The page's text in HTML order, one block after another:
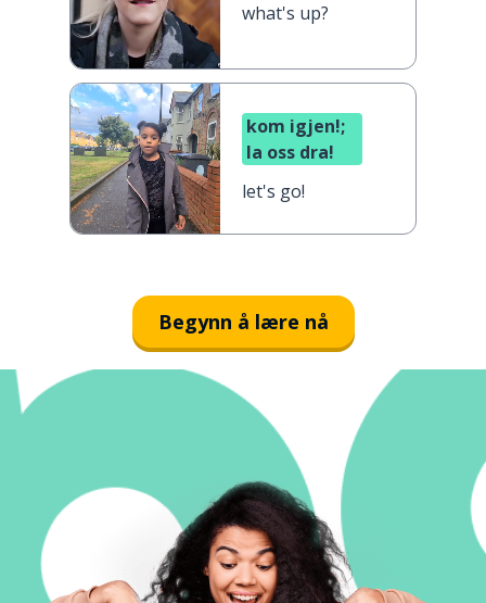
what's up?
kom igjen!;
la oss dra!
let's go!
Begynn å lære nå